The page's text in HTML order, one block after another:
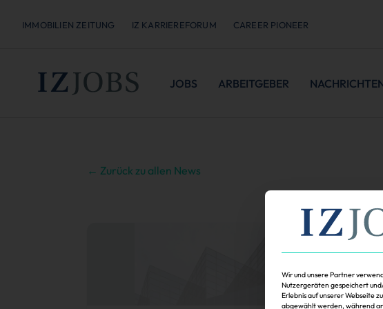
IMMOBILIEN ZEITUNG IZ KARRIEREFORUM CAREER PIONEER
JOBS ARBEITGEBER
← Zurück zu allen News
Wir und unsere Partner
Nutzergeräten gespeichert
Erlebnis auf unserer Webseite
abgewählt werden, während